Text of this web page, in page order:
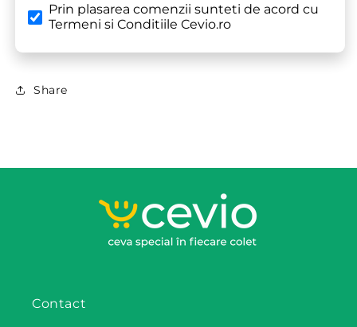
Prin plasarea comenzii sunteti de acord cu
Termeni si Conditiile Cevio.ro
Share
Contact